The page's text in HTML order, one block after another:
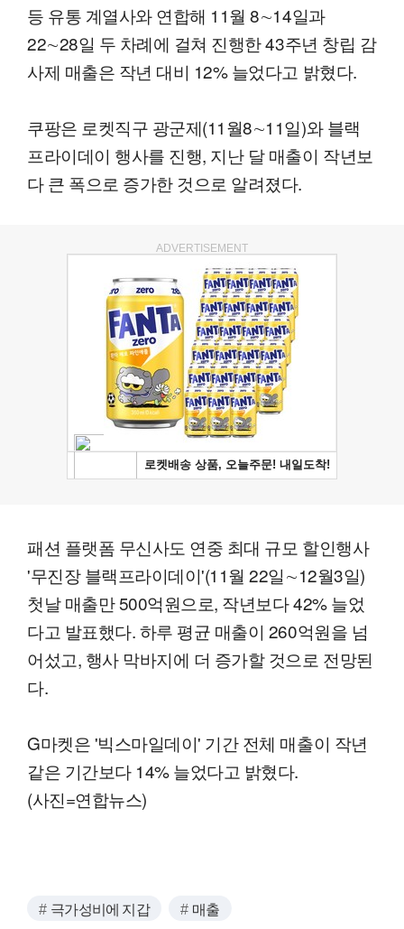
등 유통 계열사와 연합해 11월 8∼14일과
22∼28일 두 차례에 걸쳐 진행한 43주년 창립 감
사제 매출은 작년 대비 12% 늘었다고 밝혔다.
쿠팡은 로켓직구 광군제(11월8∼11일)와 블랙
프라이데이 행사를 진행, 지난 달 매출이 작년보
다 큰 폭으로 증가한 것으로 알려졌다.
ADVERTISEMENT
패션 플랫폼 무신사도 연중 최대 규모 할인행사
'무진장 블랙프라이데이'(11월 22일∼12월3일)
첫날 매출만 500억원으로, 작년보다 42% 늘었
다고 발표했다. 하루 평균 매출이 260억원을 넘
어섰고, 행사 막바지에 더 증가할 것으로 전망된
다.
G마켓은 '빅스마일데이' 기간 전체 매출이 작년
같은 기간보다 14% 늘었다고 밝혔다.
(사진=연합뉴스)
극가성비에 지갑 매출